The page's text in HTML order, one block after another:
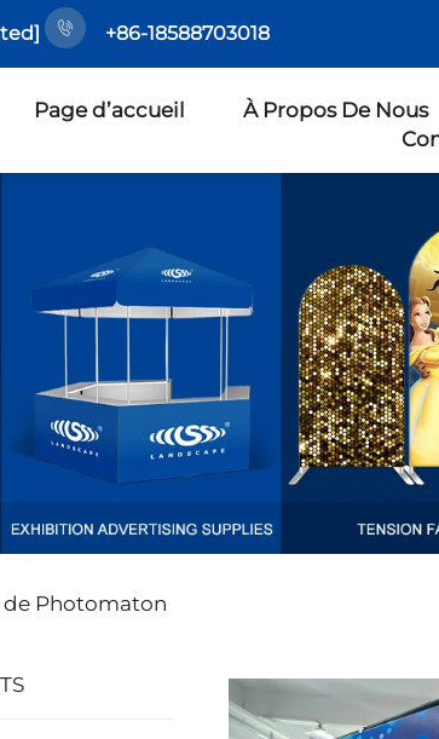
+86-18588703018
Page d’accueil À Propos De Nous
de Photomaton